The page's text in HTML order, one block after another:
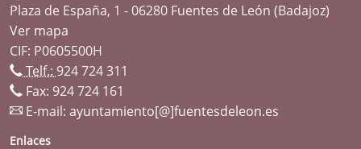
Plaza de España, 1 - 06280 Fuentes de León (Badajoz)
Ver mapa
CIF: P0605500H
Telf.: 924 724 311
Fax: 924 724 161
E-mail: ayuntamiento[@]fuentesdeleon.es
Enlaces